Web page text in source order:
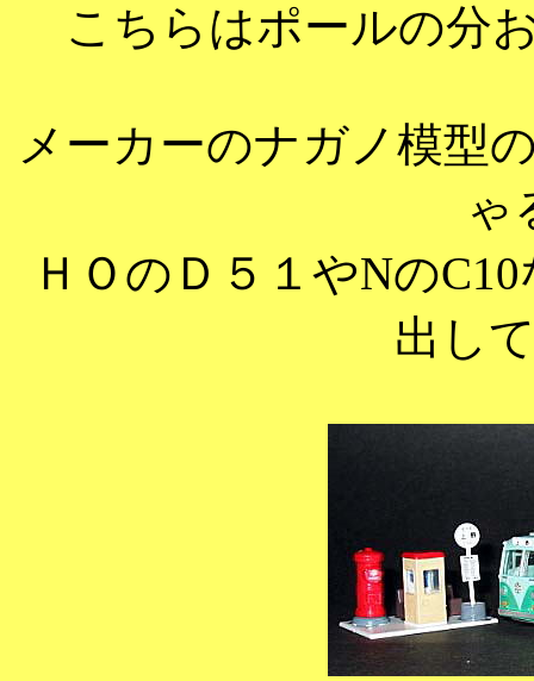
こちらはポールの分
メーカーのナガノ模型
ゃ
ＨＯのＤ５１やNの
出し